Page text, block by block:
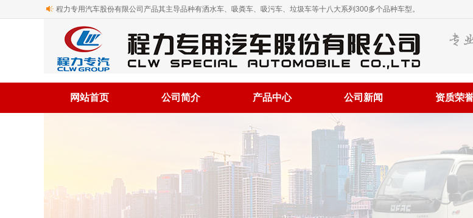
程力专用汽车股份有限公司产品其主导品种有洒水车、吸粪车、吸污车、垃圾车等十八大系列300多个品种车型。
网站首页 公司简介 产品中心 公司新闻 资质荣